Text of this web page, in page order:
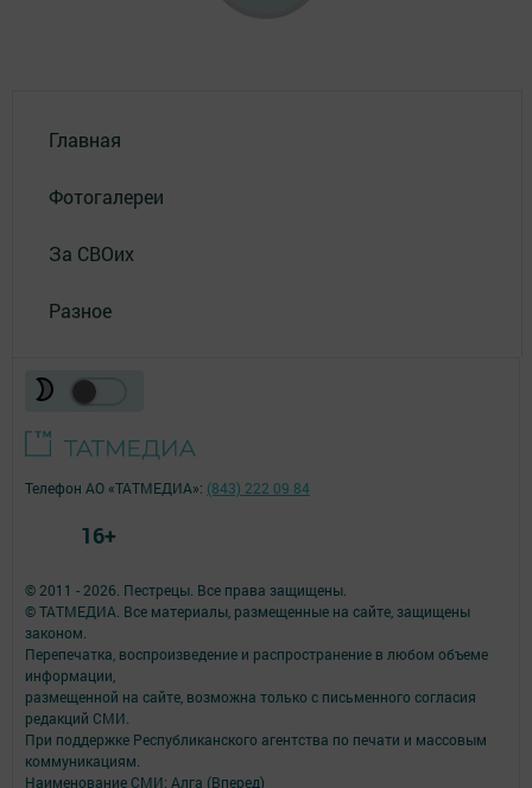
Главная
Фотогалереи
За СВОих
Разное
© 2011 - 2026. Пестрецы. Все права защищены.
© ТАТМЕДИА. Все материалы, размещенные на сайте, защищены
законом.
Перепечатка, воспроизведение и распространение в любом объеме
информации,
размещенной на сайте, возможна только с письменного согласия
редакций СМИ.
При поддержке Республиканского агентства по печати и массовым
коммуникациям.
Наименование СМИ: Алга (Вперед)
Телефон АО «ТАТМЕДИА»: (843) 222 09 84
16+